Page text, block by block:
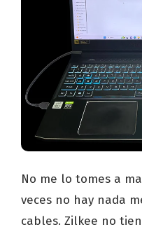
No me lo tomes a
veces no hay nada
cables. Zilkee no